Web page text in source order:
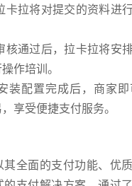
卡拉将对提交的资料进
核通过后，拉卡拉将安
作培训。
装配置完成后，商家
享受便捷支付服务。
其全面的支付功能、优